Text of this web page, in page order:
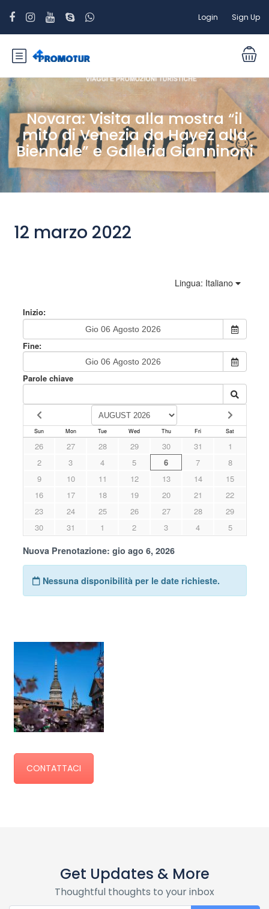
Login Sign Up
Novara: Visita alla mostra “il
mito di Venezia da Hayez alla
Biennale” e Galleria Gianninoni
12 marzo 2022
CONTATTACI
Get Updates & More
Thoughtful thoughts to your inbox